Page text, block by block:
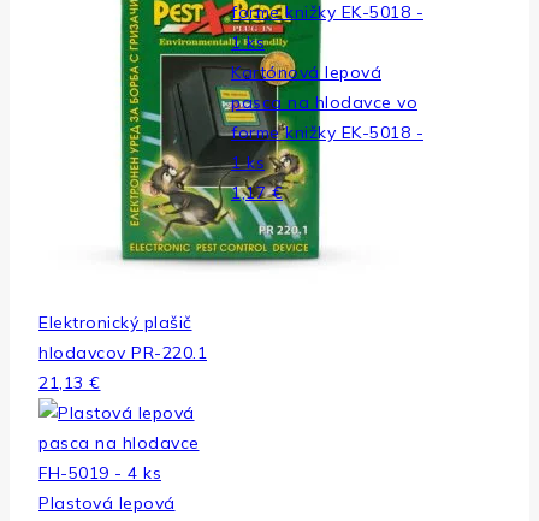
Elektronický plašič
hlodavcov PR-220.1
21,13 €
Kartónová lepová
pasca na hlodavce vo
forme knižky EK-5018 -
1 ks
1,17€
Plastová lepová